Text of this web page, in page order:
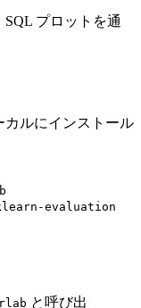
プロットを通
カルにインストール
evaluation
と呼び出